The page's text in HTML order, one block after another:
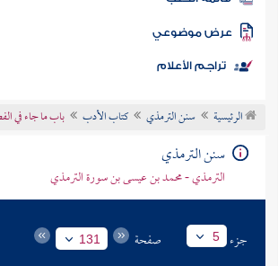
الكتب
موضوعي
تراجم الأعلام
الرئيسية سنن الترمذي كتاب الأدب باب ما جاء في
سنن الترمذي
الترمذي - محمد بن عيسى بن سورة الترمذي
جزء 5 صفحة 131